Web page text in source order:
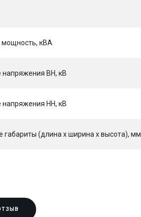
кВА
ВН, кВ
НН, кВ
габариты (длина х ширина х высота), мм